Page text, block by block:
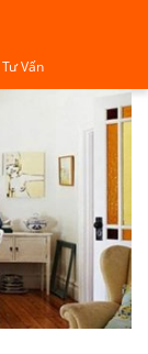
Tư Vấn